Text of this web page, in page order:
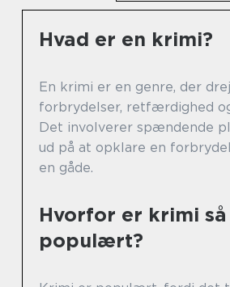
Hvad er en krimi?
En krimi er en genre, der
forbrydelser, retfærdighed
Det involverer spændende
ud på at opklare en
en gåde.
Hvorfor er krimi så
populært?